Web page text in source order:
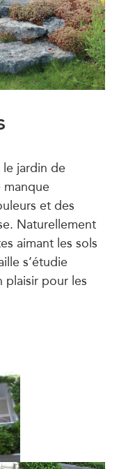
jardin de
et des
Naturellement
aimant les sols
s’étudie
pour les